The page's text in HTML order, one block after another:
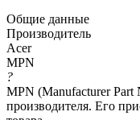
Общие данные
Производитель
Acer
MPN
?
MPN (Manufacturer
производителя. Его